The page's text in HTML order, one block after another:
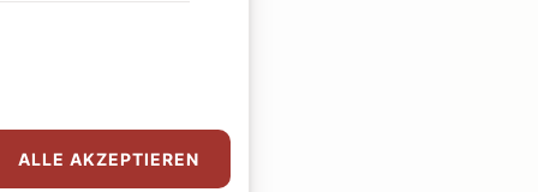
ALLE AKZEPTIEREN